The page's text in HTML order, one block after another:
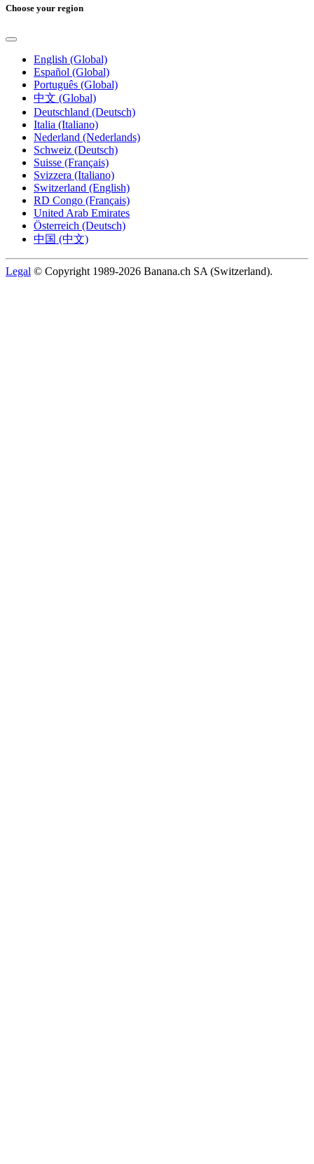
Choose your region
English (Global)
Español (Global)
Português (Global)
中文 (Global)
Deutschland (Deutsch)
Italia (Italiano)
Nederland (Nederlands)
Schweiz (Deutsch)
Suisse (Français)
Svizzera (Italiano)
Switzerland (English)
RD Congo (Français)
United Arab Emirates
Österreich (Deutsch)
中国 (中文)
Legal © Copyright 1989-2026 Banana.ch SA (Switzerland).